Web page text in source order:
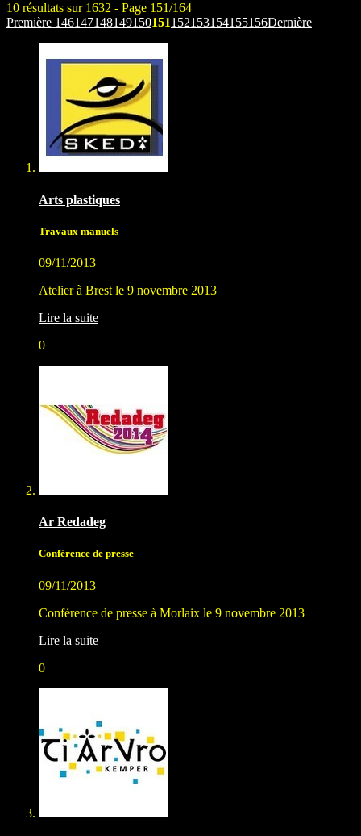
10 résultats sur 1632 - Page 151/164
Première 146147148149150151152153154155156Dernière
Arts plastiques
Travaux manuels
09/11/2013
Atelier à Brest le 9 novembre 2013
Lire la suite
0
Ar Redadeg
Conférence de presse
09/11/2013
Conférence de presse à Morlaix le 9 novembre 2013
Lire la suite
0